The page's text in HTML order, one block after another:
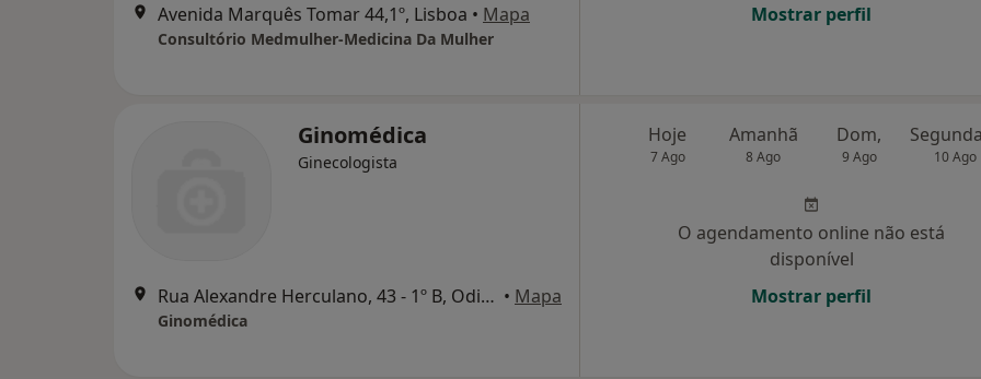
Avenida Marquês Tomar 44,1º, Lisboa • Mapa
Consultório Medmulher-Medicina Da Mulher
Mostrar perfil
Ginomédica
Ginecologista
Rua Alexandre Herculano, 43 - 1º B, Odivelas • Mapa
Ginomédica
Hoje
7 Ago
Amanhã
8 Ago
Dom,
9 Ago 10 Ago
O agendamento online não está
disponível
Mostrar perfil